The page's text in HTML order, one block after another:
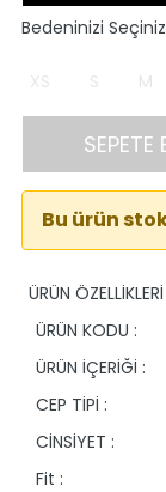
Bedeninizi Seçiniz
XS S M
SEPETE
Bu ürün
ÜRÜN ÖZELLİKLERİ
ÜRÜN KODU :
ÜRÜN İÇERİĞİ :
CEP TİPİ :
CİNSİYET :
Fit :